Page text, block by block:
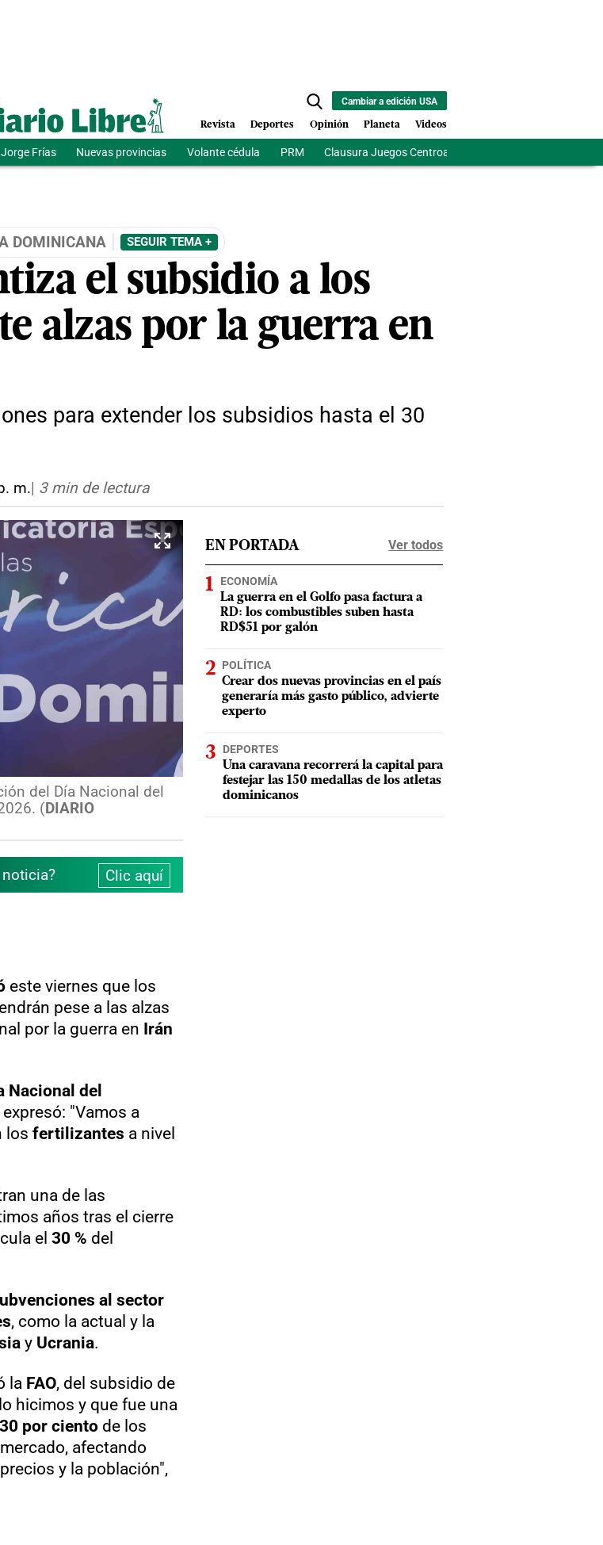
Cambiar a edición USA
Revista Deportes Opinión Planeta Videos
Jorge Frías Nuevas provincias Volante cédula PRM Clausura Juegos Centroamericanos
DOMINICANA SEGUIR TEMA +
el subsidio a los
alzas por la guerra en
para extender los subsidios hasta el 30
m.| 3 min de lectura
del Día Nacional del
(DIARIO
noticia? Clic aquí
este viernes que los
pese a las alzas
por la guerra en Irán
Nacional del
"Vamos a
los fertilizantes a nivel
una de las
años tras el cierre
el 30 % del
al sector
, como la actual y la
y Ucrania.
la FAO, del subsidio de
hicimos y que fue una
30 por cientode los
afectando
y la población",
EN PORTADA Ver todos
ECONOMÍA
La guerra en el Golfo pasa factura a
RD: los combustibles suben hasta
RD$51 por galón
POLÍTICA
Crear dos nuevas provincias en el país
generaría más gasto público, advierte
experto
DEPORTES
Una caravana recorrerá la capital para
festejar las 150 medallas de los atletas
dominicanos